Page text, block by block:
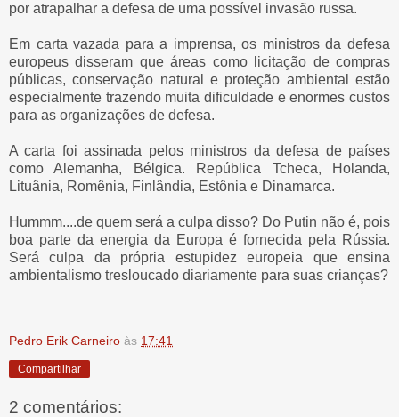
por atrapalhar a defesa de uma possível invasão russa.
Em carta vazada para a imprensa, os ministros da defesa
europeus disseram que áreas como licitação de compras
públicas, conservação natural e proteção ambiental estão
especialmente trazendo muita dificuldade e enormes custos
para as organizações de defesa.
A carta foi assinada pelos ministros da defesa de países
como Alemanha, Bélgica. República Tcheca, Holanda,
Lituânia, Romênia, Finlândia, Estônia e Dinamarca.
Hummm....de quem será a culpa disso? Do Putin não é, pois
boa parte da energia da Europa é fornecida pela Rússia.
Será culpa da própria estupidez europeia que ensina
ambientalismo tresloucado diariamente para suas crianças?
Pedro Erik Carneiro às 17:41
Compartilhar
2 comentários: